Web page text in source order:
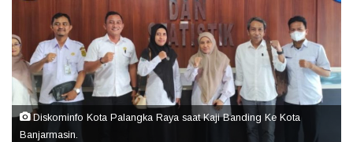
m
a
i
l
Diskominfo Kota Palangka Raya saat Kaji Banding Ke Kota
Banjarmasin.